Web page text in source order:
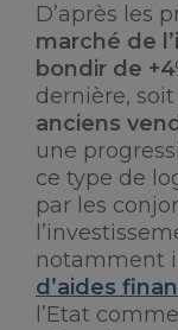
D’après les
marché de
bondir de
dernière, soit
anciens
une
ce type de
par les
notamment
d’aides
l’Etat